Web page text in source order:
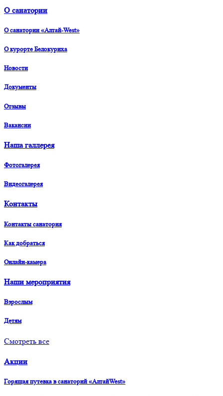
О санатории
О санатории «Алтай-West»
О курорте Белокуриха
Новости
Документы
Отзывы
Вакансии
Наша галлерея
Фотогалерея
Видеогалерея
Контакты
Контакты санатория
Как добраться
Онлайн-камера
Наши мероприятия
Взрослым
Детям
Смотреть все
Акции
Горящая путевка в санаторий «АлтайWest»